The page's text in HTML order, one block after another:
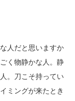
人だと思いますか
く物静かな人。静
。刀こそ持ってい
ミングが来たとき